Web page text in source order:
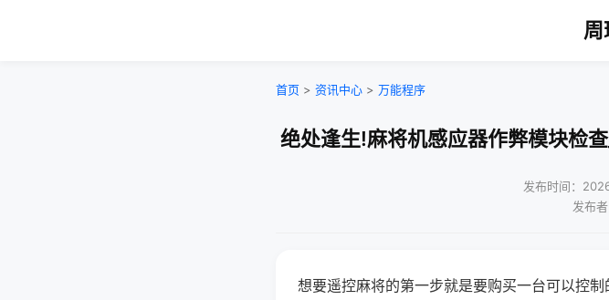
周
首页 > 资讯中心 > 万能程序
绝处逢生!麻将机感应器作弊模块检
发布时间：
发布
想要遥控麻将的第一步就是要购买一台可以控